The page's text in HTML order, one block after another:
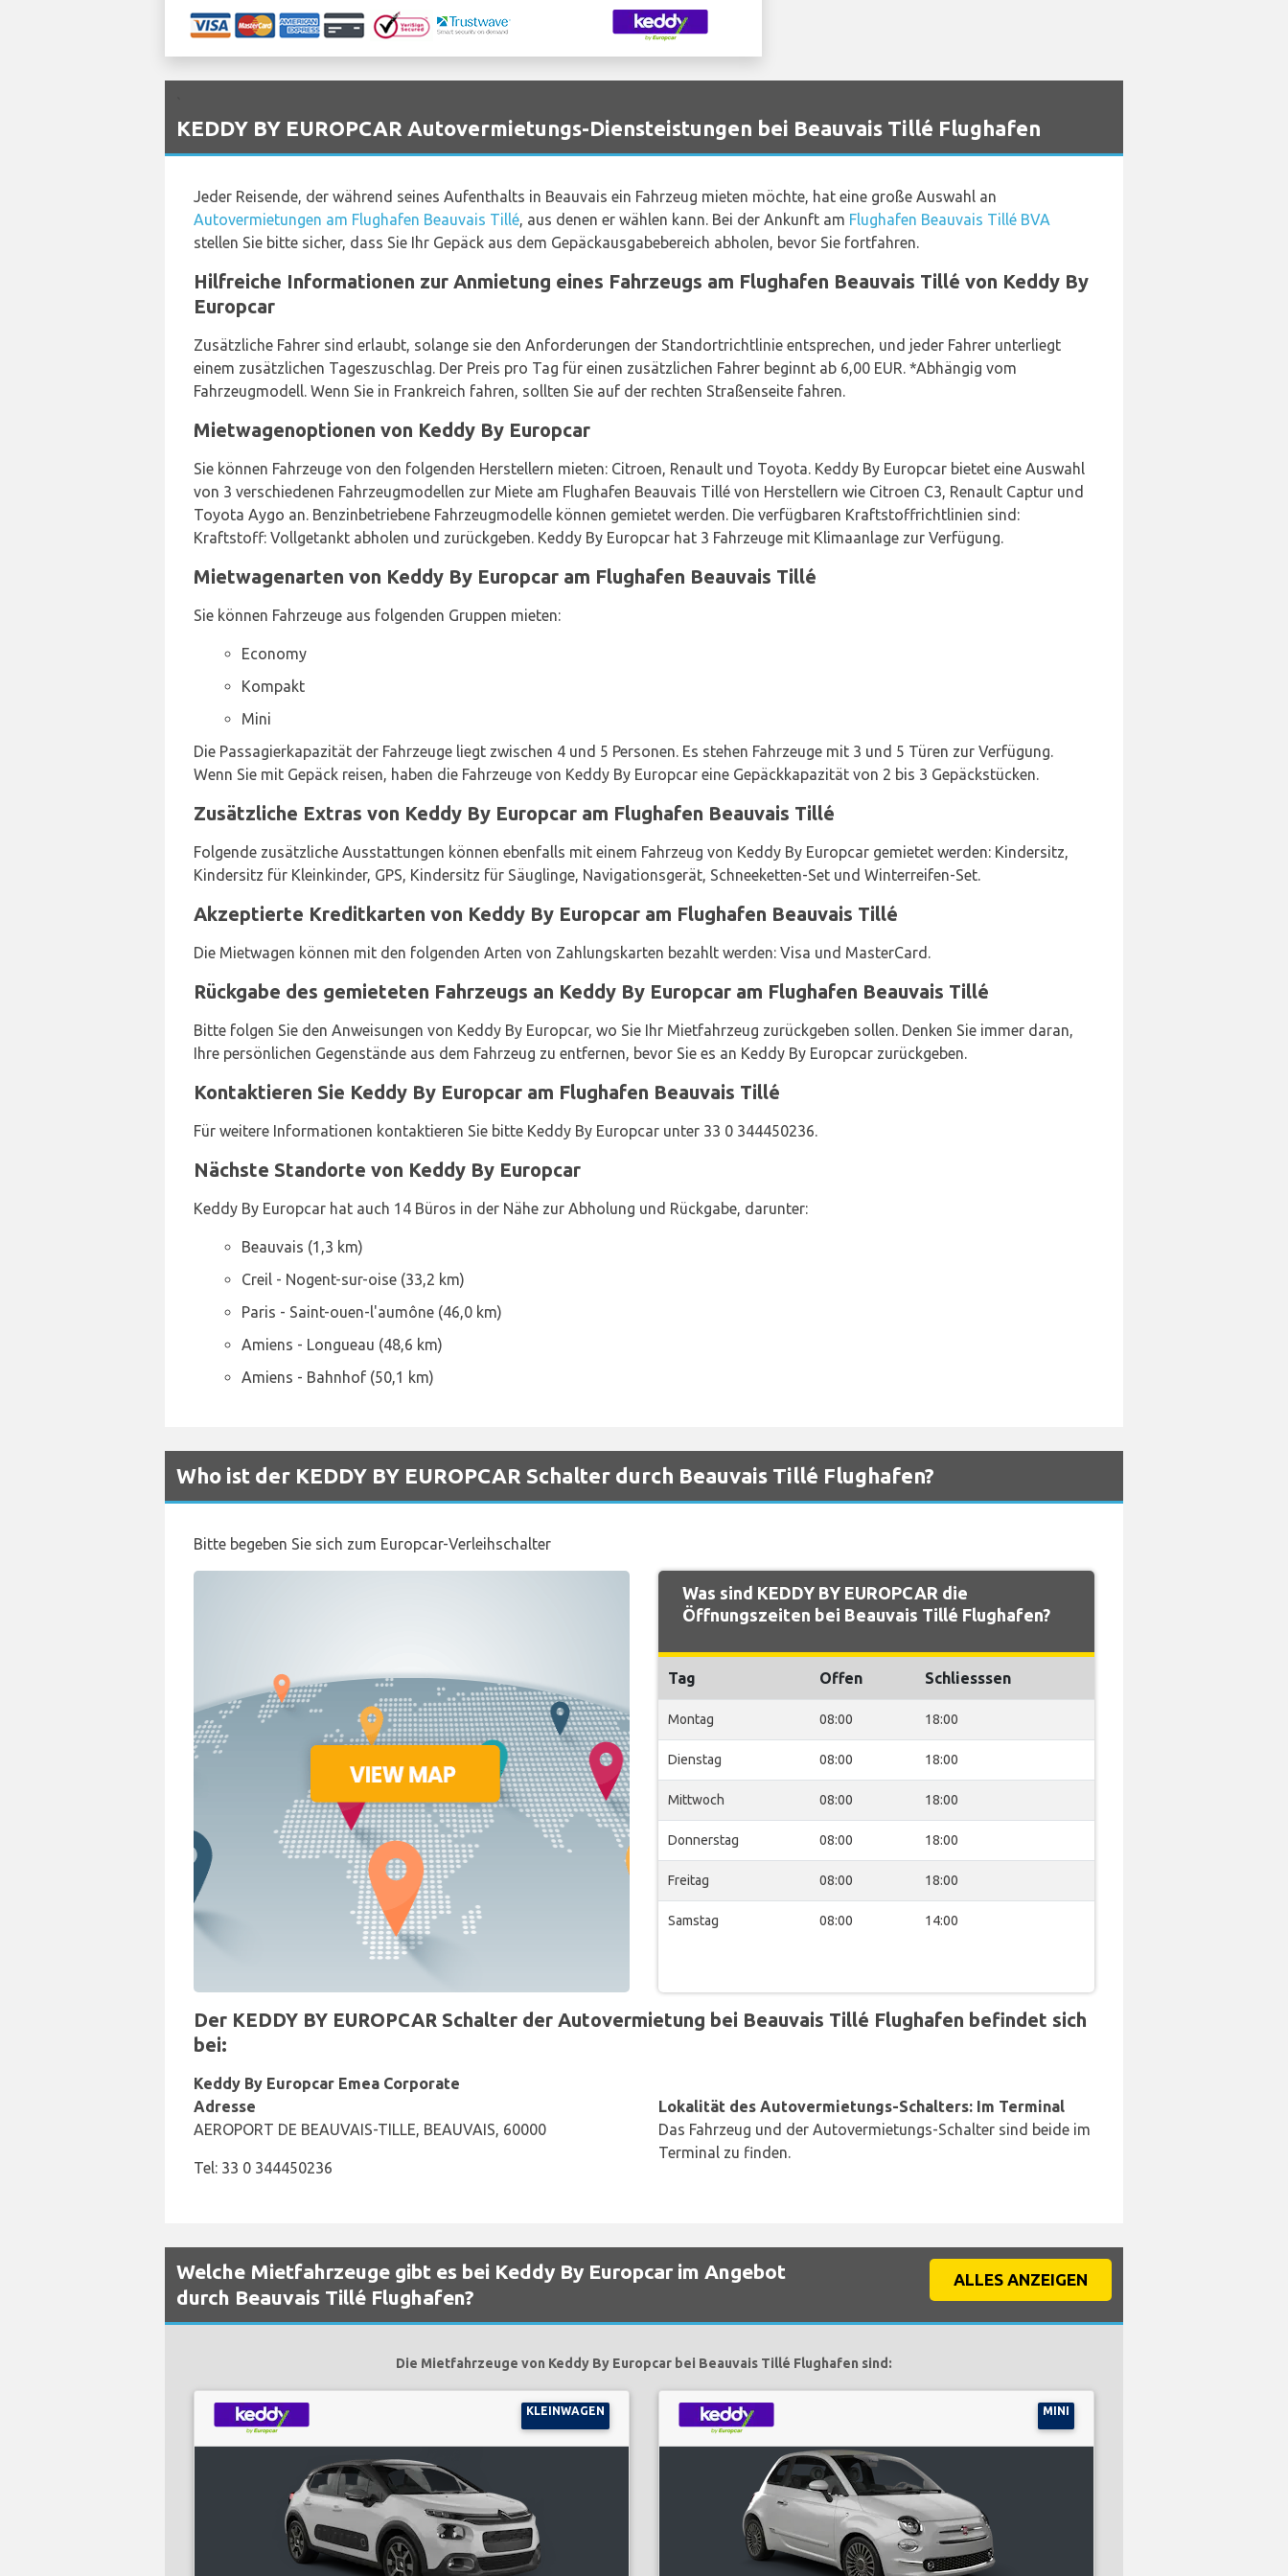
KEDDY BY EUROPCAR Autovermietungs-Diensteistungen bei Beauvais Tillé Flughafen
Jeder Reisende, der während seines Aufenthalts in Beauvais ein Fahrzeug mieten möchte, hat eine große Auswahl an
Autovermietungen am Flughafen Beauvais Tillé, aus denen er wählen kann. Bei der Ankunft am Flughafen Beauvais Tillé BVA
stellen Sie bitte sicher, dass Sie Ihr Gepäck aus dem Gepäckausgabebereich abholen, bevor Sie fortfahren.
Hilfreiche Informationen zur Anmietung eines Fahrzeugs am Flughafen Beauvais Tillé von Keddy By
Europcar
Zusätzliche Fahrer sind erlaubt, solange sie den Anforderungen der Standortrichtlinie entsprechen, und jeder Fahrer unterliegt
einem zusätzlichen Tageszuschlag. Der Preis pro Tag für einen zusätzlichen Fahrer beginnt ab 6,00 EUR. *Abhängig vom
Fahrzeugmodell. Wenn Sie in Frankreich fahren, sollten Sie auf der rechten Straßenseite fahren.
Mietwagenoptionen von Keddy By Europcar
Sie können Fahrzeuge von den folgenden Herstellern mieten: Citroen, Renault und Toyota. Keddy By Europcar bietet eine Auswahl
von 3 verschiedenen Fahrzeugmodellen zur Miete am Flughafen Beauvais Tillé von Herstellern wie Citroen C3, Renault Captur und
Toyota Aygo an. Benzinbetriebene Fahrzeugmodelle können gemietet werden. Die verfügbaren Kraftstoffrichtlinien sind:
Kraftstoff: Vollgetankt abholen und zurückgeben. Keddy By Europcar hat 3 Fahrzeuge mit Klimaanlage zur Verfügung.
Mietwagenarten von Keddy By Europcar am Flughafen Beauvais Tillé
Sie können Fahrzeuge aus folgenden Gruppen mieten:
Economy
Kompakt
Mini
Die Passagierkapazität der Fahrzeuge liegt zwischen 4 und 5 Personen. Es stehen Fahrzeuge mit 3 und 5 Türen zur Verfügung.
Wenn Sie mit Gepäck reisen, haben die Fahrzeuge von Keddy By Europcar eine Gepäckkapazität von 2 bis 3 Gepäckstücken.
Zusätzliche Extras von Keddy By Europcar am Flughafen Beauvais Tillé
Folgende zusätzliche Ausstattungen können ebenfalls mit einem Fahrzeug von Keddy By Europcar gemietet werden: Kindersitz,
Kindersitz für Kleinkinder, GPS, Kindersitz für Säuglinge, Navigationsgerät, Schneeketten-Set und Winterreifen-Set.
Akzeptierte Kreditkarten von Keddy By Europcar am Flughafen Beauvais Tillé
Die Mietwagen können mit den folgenden Arten von Zahlungskarten bezahlt werden: Visa und MasterCard.
Rückgabe des gemieteten Fahrzeugs an Keddy By Europcar am Flughafen Beauvais Tillé
Bitte folgen Sie den Anweisungen von Keddy By Europcar, wo Sie Ihr Mietfahrzeug zurückgeben sollen. Denken Sie immer daran,
Ihre persönlichen Gegenstände aus dem Fahrzeug zu entfernen, bevor Sie es an Keddy By Europcar zurückgeben.
Kontaktieren Sie Keddy By Europcar am Flughafen Beauvais Tillé
Für weitere Informationen kontaktieren Sie bitte Keddy By Europcar unter 33 0 344450236.
Nächste Standorte von Keddy By Europcar
Keddy By Europcar hat auch 14 Büros in der Nähe zur Abholung und Rückgabe, darunter:
Beauvais (1,3 km)
Creil - Nogent-sur-oise (33,2 km)
Paris - Saint-ouen-l'aumône (46,0 km)
Amiens - Longueau (48,6 km)
Amiens - Bahnhof (50,1 km)
Who ist der KEDDY BY EUROPCAR Schalter durch Beauvais Tillé Flughafen?
Bitte begeben Sie sich zum Europcar-Verleihschalter
Was sind KEDDY BY EUROPCAR die
Öffnungszeiten bei Beauvais Tillé Flughafen?
Tag Offen Schliesssen
Montag 08:00 18:00
Dienstag 08:00 18:00
Mittwoch 08:00 18:00
Donnerstag 08:00 18:00
Freitag 08:00 18:00
Samstag 08:00 14:00
Der KEDDY BY EUROPCAR Schalter der Autovermietung bei Beauvais Tillé Flughafen befindet sich
bei:
Keddy By Europcar Emea Corporate
Adresse
AEROPORT DE BEAUVAIS-TILLE, BEAUVAIS, 60000
Tel: 33 0 344450236
Lokalität des Autovermietungs-Schalters: Im Terminal
Das Fahrzeug und der Autovermietungs-Schalter sind beide im
Terminal zu finden.
Welche Mietfahrzeuge gibt es bei Keddy By Europcar im Angebot
durch Beauvais Tillé Flughafen?
ALLES ANZEIGEN
Die Mietfahrzeuge von Keddy By Europcar bei Beauvais Tillé Flughafen sind:
KLEINWAGEN MINI